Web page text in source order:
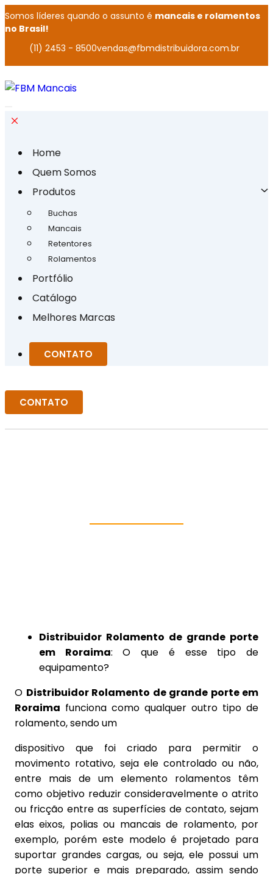
Somos líderes quando o assunto é mancais e rolamentos
no Brasil!
(11) 2453 - 8500vendas@fbmdistribuidora.com.br
Home
Quem Somos
Produtos
Buchas
Mancais
Retentores
Rolamentos
Portfólio
Catálogo
Melhores Marcas
CONTATO
CONTATO
Distribuidor Rolamento de grande porte
em Roraima: O que é esse tipo de
equipamento?
O Distribuidor Rolamento de grande porte em
Roraima funciona como qualquer outro tipo de
rolamento, sendo um
dispositivo que foi criado para permitir o
movimento rotativo, seja ele controlado ou não,
entre mais de um elemento rolamentos têm
como objetivo reduzir consideravelmente o atrito
ou fricção entre as superfícies de contato, sejam
elas eixos, polias ou mancais de rolamento, por
exemplo, porém este modelo é projetado para
suportar grandes cargas, ou seja, ele possui um
porte superior e mais preparado, assim sendo